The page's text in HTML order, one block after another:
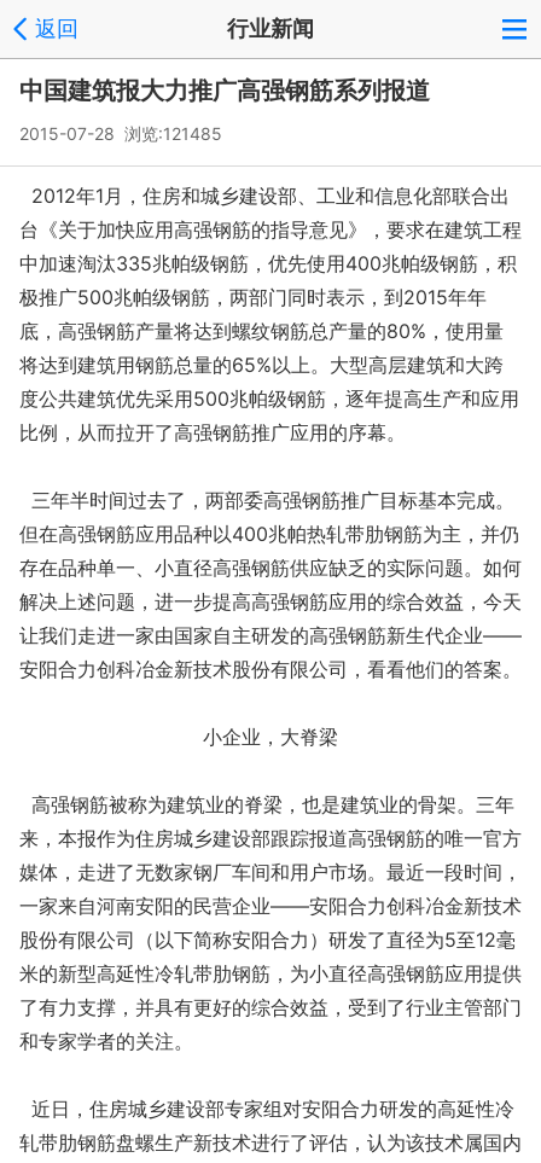
返回 行业新闻
中国建筑报大力推广高强钢筋系列报道
2015-07-28 浏览:121485
2012年1月，住房和城乡建设部、工业和信息化部联合出
台《关于加快应用高强钢筋的指导意见》，要求在建筑工程
中加速淘汰335兆帕级钢筋，优先使用400兆帕级钢筋，积
极推广500兆帕级钢筋，两部门同时表示，到2015年年
底，高强钢筋产量将达到螺纹钢筋总产量的80%，使用量
将达到建筑用钢筋总量的65%以上。大型高层建筑和大跨
度公共建筑优先采用500兆帕级钢筋，逐年提高生产和应用
比例，从而拉开了高强钢筋推广应用的序幕。
三年半时间过去了，两部委高强钢筋推广目标基本完成。
但在高强钢筋应用品种以400兆帕热轧带肋钢筋为主，并仍
存在品种单一、小直径高强钢筋供应缺乏的实际问题。如何
解决上述问题，进一步提高高强钢筋应用的综合效益，今天
让我们走进一家由国家自主研发的高强钢筋新生代企业——
安阳合力创科冶金新技术股份有限公司，看看他们的答案。
小企业，大脊梁
高强钢筋被称为建筑业的脊梁，也是建筑业的骨架。三年
来，本报作为住房城乡建设部跟踪报道高强钢筋的唯一官方
媒体，走进了无数家钢厂车间和用户市场。最近一段时间，
一家来自河南安阳的民营企业——安阳合力创科冶金新技术
股份有限公司（以下简称安阳合力）研发了直径为5至12毫
米的新型高延性冷轧带肋钢筋，为小直径高强钢筋应用提供
了有力支撑，并具有更好的综合效益，受到了行业主管部门
和专家学者的关注。
近日，住房城乡建设部专家组对安阳合力研发的高延性冷
轧带肋钢筋盘螺生产新技术进行了评估，认为该技术属国内